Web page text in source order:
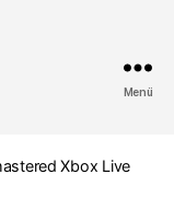
Menü
Xbox Live